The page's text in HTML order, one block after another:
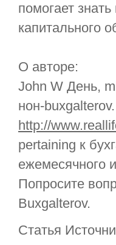
помогает
капитального
О авторе:
John W День,
нон-
http://
pertaining к
ежемесячного
Попросите
Buxgalterov.
Статья